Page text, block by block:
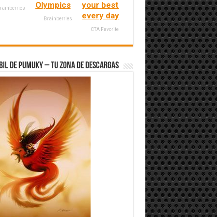
Olympics
Brainberries
your best
every day
CTA Favorite
de Pumuky – Tu zona de Descargas